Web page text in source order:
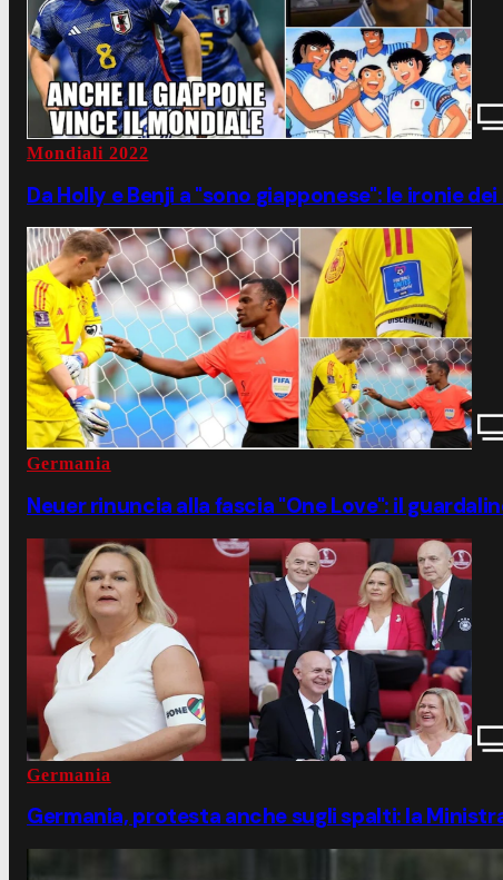
Mondiali 2022
Da Holly e Benji a "sono giapponese": le ironie
Germania
Neuer rinuncia alla fascia "One Love": il
Germania
Germania, protesta anche sugli spalti: la